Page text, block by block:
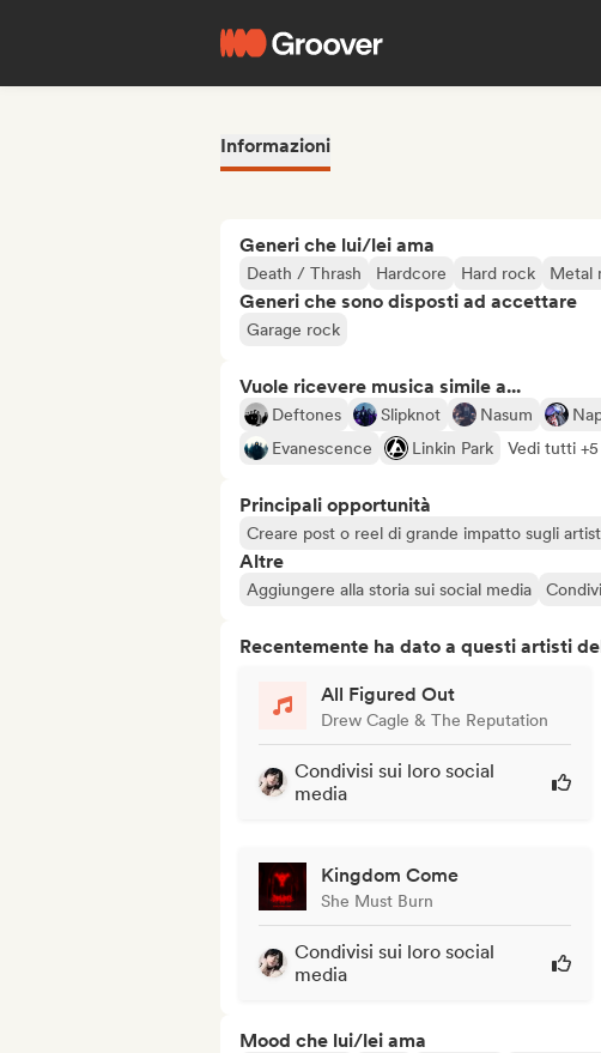
Informazioni
Generi che lui/lei ama
Death / Thrash Hardcore Hard rock Metal
Generi che sono disposti ad accettare
Garage rock
Vuole ricevere musica simile a...
Deftones Slipknot Nasum
Evanescence
Linkin Park Vedi tutti +5
Principali opportunità
Creare post o reel di grande impatto sugli
Altre
Aggiungere alla storia sui social media
Recentemente ha dato a questi artisti
All Figured Out
Drew Cagle & The Reputation
Condivisi sui loro social
media
Kingdom Come
She Must Burn
Condivisi sui loro social
media
Mood che lui/lei ama